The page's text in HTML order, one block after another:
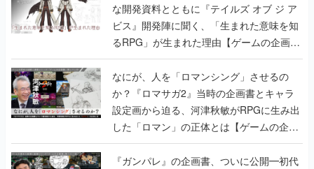
な開発資料とともに『テイルズ オブ ジ ア
ビス』開発陣に聞く、「生まれた意味を知
るRPG」が生まれた理由【ゲームの企画
書】
なにが、人を「ロマンシング」させるの
か？『ロマサガ2』当時の企画書とキャラ
設定画から迫る、河津秋敏がRPGに生み出
した「ロマン」の正体とは【ゲームの企画
書】
『ガンパレ』の企画書、ついに公開━初代